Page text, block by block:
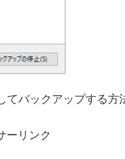
バックアップする方
ーリンク